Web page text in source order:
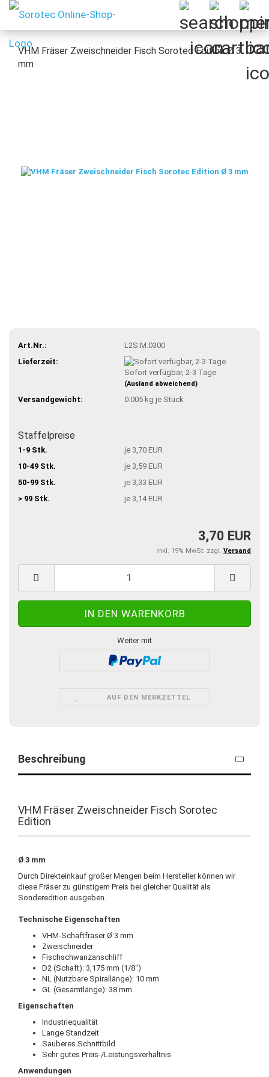
VHM Fräser Zweischneider Fisch Sorotec Edition Ø 3
mm
Art.Nr.:
L2S.M.0300
Lieferzeit:
Sofort verfügbar, 2-3 Tage
(Ausland abweichend)
Versandgewicht: 0.005kg je Stück
Staffelpreise
1-9 Stk.
je 3,70 EUR
10-49 Stk.
je 3,59 EUR
50-99 Stk.
je 3,33 EUR
> 99 Stk.
je 3,14 EUR
3,70 EUR
inkl. 19% MwSt. zzgl. Versand
Weiter mit
AUF DEN MERKZETTEL
Beschreibung
VHM Fräser Zweischneider Fisch Sorotec
Edition
Ø 3 mm
Durch Direkteinkauf großer Mengen beim Hersteller können wir
diese Fräser zu günstigem Preis bei gleicher Qualität als
Sonderedition ausgeben.
Technische Eigenschaften
VHM-Schaftfräser Ø 3 mm
Zweischneider
Fischschwanzanschliff
D2 (Schaft): 3,175 mm (1/8")
NL (Nutzbare Spirallänge): 10 mm
GL (Gesamtlänge): 38 mm
Eigenschaften
Industriequalität
Lange Standzeit
Sauberes Schnittbild
Sehr gutes Preis-/Leistungsverhältnis
Anwendungen